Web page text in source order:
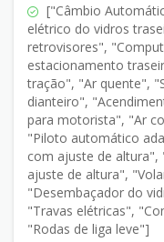
["Câmbio
elétrico do vidros
retrovisores",
estacionamento
tração", "Ar quente",
dianteiro",
para motorista", "Ar
"Piloto automático
com ajuste de
ajuste de altura",
"Desembaçador do
"Travas elétricas",
"Rodas de liga leve"]